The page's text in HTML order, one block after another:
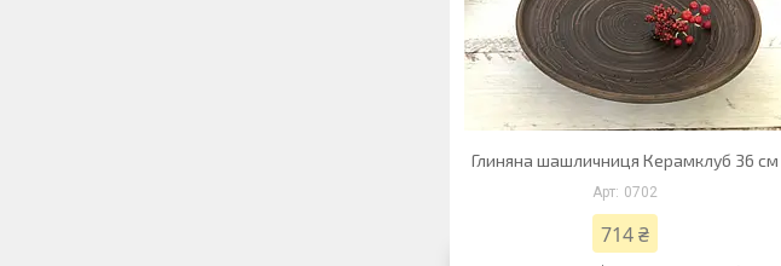
Глиняна шашличниця Керамклуб 36 см
0702
714 ₴